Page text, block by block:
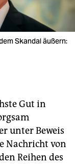
Skandal äußern:
Gut in
unter Beweis
Nachricht von
Reihen des